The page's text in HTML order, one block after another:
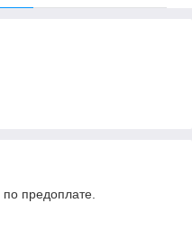
по предоплате.